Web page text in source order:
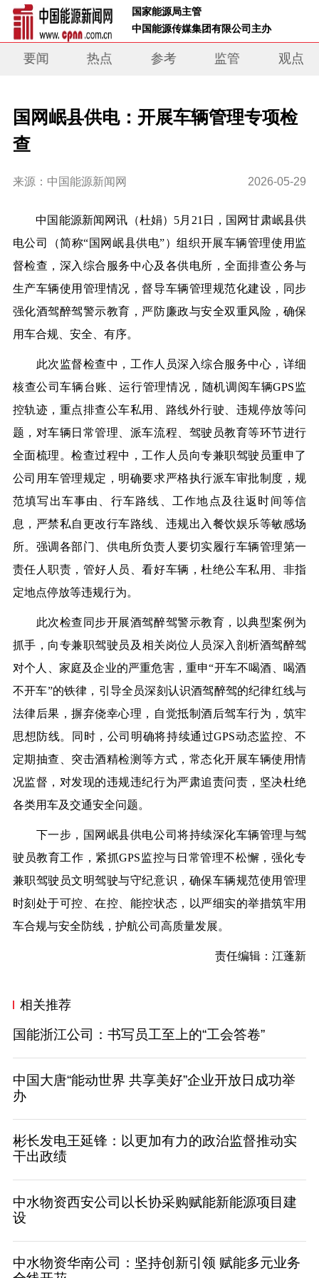
国家能源局主管
中国能源传媒集团有限公司主办
要闻 热点 参考 监管 观点
国网岷县供电：开展车辆管理专项检
查
来源：中国能源新闻网 2026-05-29
中国能源新闻网讯 （杜娟） 5月21 日，国网甘肃岷县供
电公司（简称“国网岷县供电”）组织开展车辆管理使用 监
督检查，深入综合服务中心及各供电所，全面排查公务与
生产车辆使用管理情况，督导车辆管理规范化建设，同步
强化酒驾醉驾警示教育，严防廉政与安全双重风险，确保
用车合规、安全、有序。
此次监督检查中，工作人员深入综合服务中心，详细
核查公司车辆台账、运行管理情况，随机调阅车辆GPS监
控轨迹，重点排查公车私用、路线外行驶、违规停放等问
题，对车辆日常管理、派车流程、驾驶员教育等环节进行
全面梳理。检查过程中，工作人员向专兼职驾驶员重申了
公司用车管理规定，明确要求严格执行派车审批制度，规
范填写出车事由、行车路线、工作地点及往返时间等信
息，严禁私自更改行车路线、违规出入餐饮娱乐等敏感场
所。 强调各部门、 供电所负责人要切实履行车辆管理第一
责任人职责，管好人员、看好车辆，杜绝公车私用、非指
定地点停放等违规行为。
此次检查同步开展酒驾醉驾警示教育，以典型案例为
抓手，向专兼职驾驶员及相关岗位人员深入剖析酒驾醉驾
对个人、家庭及企业的严重危害，重申“开车不喝酒、喝酒
不开车”的铁律，引导全员深刻认识酒驾醉驾的纪律红线与
法律后果，摒弃侥幸心理，自觉抵制酒后驾车行为，筑牢
思想防线。同时，公司明确将持续通过GPS动态监控、不
定期抽查、突击酒精检测等方式，常态化开展车辆使用情
况监督，对发现的违规违纪行为严肃追责问责 ，坚决杜绝
各类用车及交通安全问题。
下一步，国网岷县供电公司将持续深化车辆管理与驾
驶员教育工作，紧抓GPS监控与日常管理不松懈，强化专
兼职驾驶员文明驾驶与守纪意识，确保车辆规范使用管理
时刻处于可控、在控、能控状态，以严细实的举措筑牢用
车合规与安全防线，护航公司高质量发展。
责任编辑：江蓬新
相关推荐
国能浙江公司：书写员工至上的“工会答卷”
中国大唐“能动世界 共享美好”企业开放日成功举
办
彬长发电王延锋：以更加有力的政治监督推动实
干出政绩
中水物资西安公司以长协采购赋能新能源项目建
设
中水物资华南公司：坚持创新引领 赋能多元业务